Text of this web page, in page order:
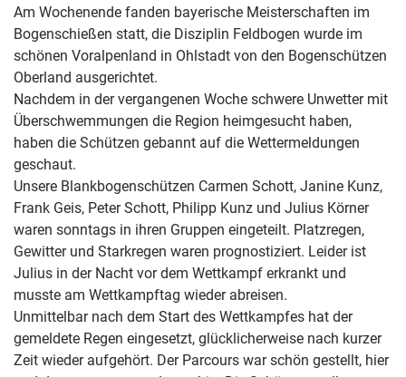
Am Wochenende fanden bayerische Meisterschaften im
Bogenschießen statt, die Disziplin Feldbogen wurde im
schönen Voralpenland in Ohlstadt von den Bogenschützen
Oberland ausgerichtet.
Nachdem in der vergangenen Woche schwere Unwetter mit
Überschwemmungen die Region heimgesucht haben,
haben die Schützen gebannt auf die Wettermeldungen
geschaut.
Unsere Blankbogenschützen Carmen Schott, Janine Kunz,
Frank Geis, Peter Schott, Philipp Kunz und Julius Körner
waren sonntags in ihren Gruppen eingeteilt. Platzregen,
Gewitter und Starkregen waren prognostiziert. Leider ist
Julius in der Nacht vor dem Wettkampf erkrankt und
musste am Wettkampftag wieder abreisen.
Unmittelbar nach dem Start des Wettkampfes hat der
gemeldete Regen eingesetzt, glücklicherweise nach kurzer
Zeit wieder aufgehört. Der Parcours war schön gestellt, hier